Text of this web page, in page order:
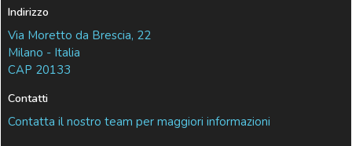
Indirizzo
Via Moretto da Brescia, 22
Milano - Italia
CAP 20133
Contatti
Contatta il nostro team per maggiori informazioni